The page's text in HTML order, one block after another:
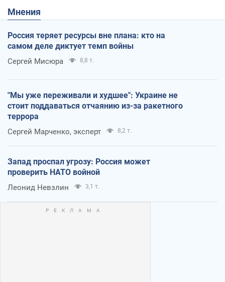
Мнения
Россия теряет ресурсы вне плана: кто на
самом деле диктует темп войны
Сергей Мисюра 8,8 т.
"Мы уже переживали и худшее": Украине не
стоит поддаваться отчаянию из-за ракетного
террора
Сергей Марченко, эксперт 8,2 т.
Запад проспал угрозу: Россия может
проверить НАТО войной
Леонид Невзлин 3,1 т.